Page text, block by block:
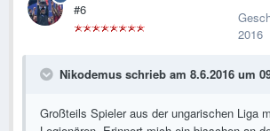
#6
2016
Nikodemus schrieb am 8.6.2016 um
Großteils Spieler aus der ungarischen Liga